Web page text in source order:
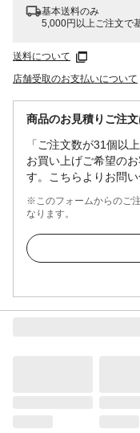
基本送料のみ
5,000円以上ご注文で
送料について
店舗受取のお支払いについて
商品のお見積りご注
「ご注文数が31個以
お買い上げご希望の
す。こちらよりお問い
※このフォームからのご
なります。